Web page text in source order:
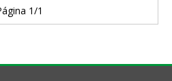
1/1